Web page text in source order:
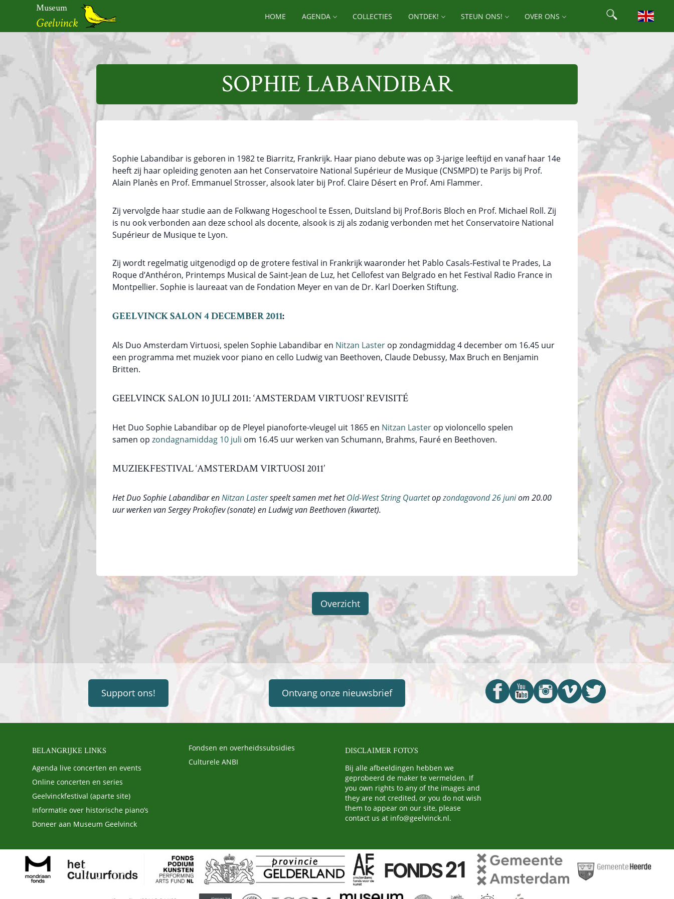
de
Museum
Geelvinck
Museum
Geelvinck
HOME AGENDA COLLECTIES ONTDEK! STEUN ONS! OVER ONS Search
Search for:
SOPHIE LABANDIBAR
Sophie Labandibar is geboren in 1982 te Biarritz, Frankrijk. Haar piano debute was op 3-jarige leeftijd en vanaf haar 14e
heeft zij haar opleiding genoten aan het Conservatoire National Supérieur de Musique (CNSMPD) te Parijs bij Prof.
Alain Planès en Prof. Emmanuel Strosser, alsook later bij Prof. Claire Désert en Prof. Ami Flammer.
Zij vervolgde haar studie aan de Folkwang Hogeschool te Essen, Duitsland bij Prof.Boris Bloch en Prof. Michael Roll. Zij
is nu ook verbonden aan deze school als docente, alsook is zij als zodanig verbonden met het Conservatoire National
Supérieur de Musique te Lyon.
Zij wordt regelmatig uitgenodigd op de grotere festival in Frankrijk waaronder het Pablo Casals-Festival te Prades, La
Roque d’Anthéron, Printemps Musical de Saint-Jean de Luz, het Cellofest van Belgrado en het Festival Radio France in
Montpellier. Sophie is laureaat van de Fondation Meyer en van de Dr. Karl Doerken Stiftung.
GEELVINCK SALON 4 DECEMBER 2011:
Als Duo Amsterdam Virtuosi, spelen Sophie Labandibar en Nitzan Laster op zondagmiddag 4 december om 16.45 uur
een programma met muziek voor piano en cello Ludwig van Beethoven, Claude Debussy, Max Bruch en Benjamin
Britten.
GEELVINCK SALON 10 JULI 2011: ‘AMSTERDAM VIRTUOSI’ REVISITÉ
Het Duo Sophie Labandibar op de Pleyel pianoforte-vleugel uit 1865 en Nitzan Laster op violoncello spelen
samen op zondagnamiddag 10 juli om 16.45 uur werken van Schumann, Brahms, Fauré en Beethoven.
MUZIEKFESTIVAL ‘AMSTERDAM VIRTUOSI 2011’
Het Duo Sophie Labandibar enNitzan Lasterspeelt samen met hetOld-West String Quartetopzondagavond 26 juniom 20.00
uur werken van Sergey Prokofiev (sonate) en Ludwig van Beethoven (kwartet).
Overzicht
Support ons! Ontvang onze nieuwsbrief
BELANGRIJKE LINKS
Agenda live concerten en events
Online concerten en series
Geelvinckfestival (aparte site)
Informatie over historische piano’s
Doneer aan Museum Geelvinck
Fondsen en overheidssubsidies
Culturele ANBI
DISCLAIMER FOTO’S
Bij alle afbeeldingen hebben we
geprobeerd de maker te vermelden. If
you own rights to any of the images and
they are not credited, or you do not wish
them to appear on our site, please
contact us at info@geelvinck.nl.